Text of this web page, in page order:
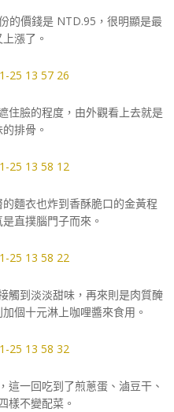
的價錢是 NTD.95，很明顯是最
漲了。
住臉的程度，由外觀看上去就是
排骨。
麵衣也炸到香酥脆口的金黃程
直撲腦門子而來。
觸到淡淡甜味，再來則是肉質醃
個十元淋上咖哩醬來食用。
這一回吃到了煎蔥蛋、滷豆干、
樣不變配菜。